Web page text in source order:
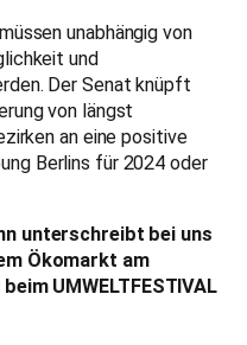
unabhängig von
und
Der Senat knüpft
von längst
an eine positive
Berlins für 2024 oder
unterschreibt bei uns
Ökomarkt am
UMWELTFESTIVAL